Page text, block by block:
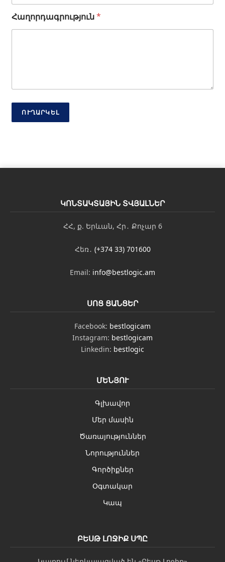
ո
ս
Հաղորդագրություն*
ՈՒՂԱՐԿԵԼ
ԿՈՆՏԱԿՏԱՅԻՆ ՏՎՅԱԼՆԵՐ
ՀՀ, ք. Երևան, Հր․ Քոչար 6
Հեռ․ (+374 33) 701600
Email: info@bestlogic.am
ՍՈՑ ՑԱՆՑԵՐ
Facebook: bestlogicam
Instagram: bestlogicam
Linkedin: bestlogic
ՄԵՆՅՈՒ
Գլխավոր
Մեր մասին
Ծառայություններ
Նորություններ
Գործիքներ
Օգտակար
Կապ
ԲԵՍԹ ԼՈՋԻՔ ՍՊԸ